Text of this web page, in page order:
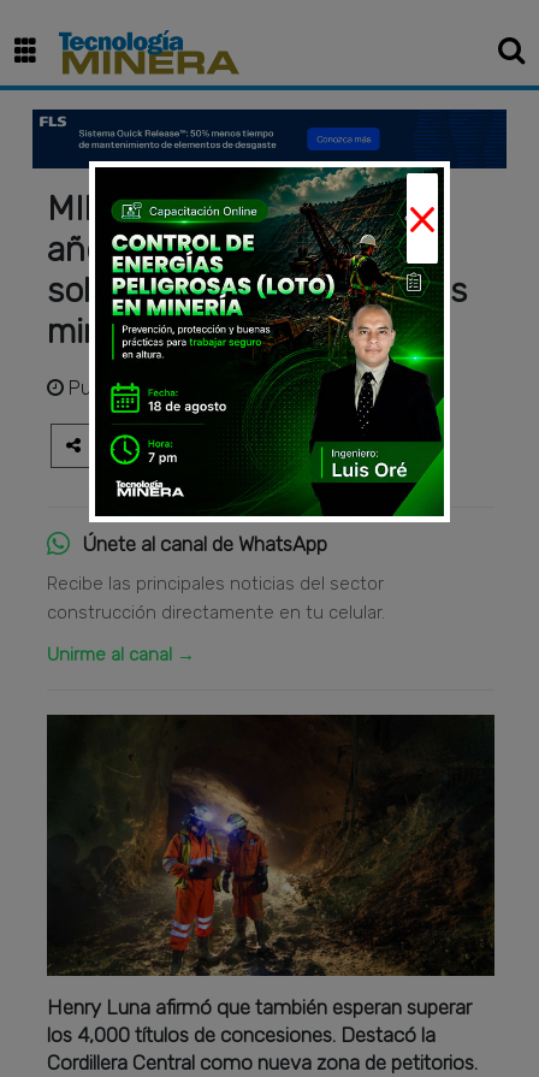
MINEM proyecta cerrar el
año 2024 con 6,000
solicitudes de concesiones
mineras
Publicadohace 2 años
Únete al canal de WhatsApp
Recibe las principales noticias del sector
construcción directamente en tu celular.
Unirme al canal →
Henry Luna afirmó que también esperan superar
los 4,000 títulos de concesiones. Destacó la
Cordillera Central como nueva zona de petitorios.
×